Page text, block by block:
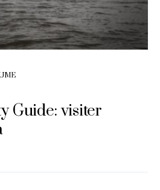
Guide: visiter